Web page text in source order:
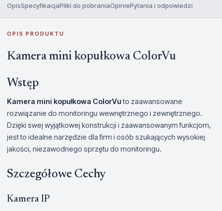
OpisSpecyfikacjaPliki do pobraniaOpiniePytania i odpowiedzi
OPIS PRODUKTU
Kamera mini kopułkowa ColorVu
Wstęp
Kamera mini kopułkowa ColorVuto zaawansowane
rozwiązanie do monitoringu wewnętrznego i zewnętrznego.
Dzięki swej wyjątkowej konstrukcji i zaawansowanym funkcjom,
jest to idealne narzędzie dla firm i osób szukających wysokiej
jakości, niezawodnego sprzętu do monitoringu.
Szczegółowe Cechy
Kamera IP